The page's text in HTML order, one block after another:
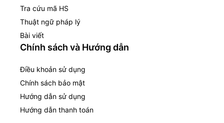
Tra cứu mã HS
Thuật ngữ pháp lý
Bài viết
Chính sách và Hướng dẫn
Điều khoản sử dụng
Chính sách bảo mật
Hướng dẫn sử dụng
Hướng dẫn thanh toán